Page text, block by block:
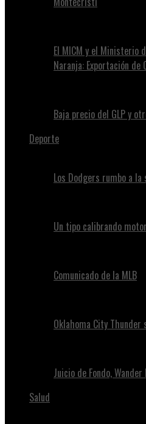
El MICM y el Ministerio
Naranja: Exportación de
Baja precio del GLP y
Deporte
Los Dodgers rumbo a
Un tipo calibrando
Comunicado de la MLB
Oklahoma City Thunder
Juicio de Fondo, Wander
Salud